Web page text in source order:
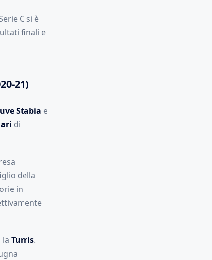
C si è
finali e
21)
Stabia e
di
della
in
la Turris.